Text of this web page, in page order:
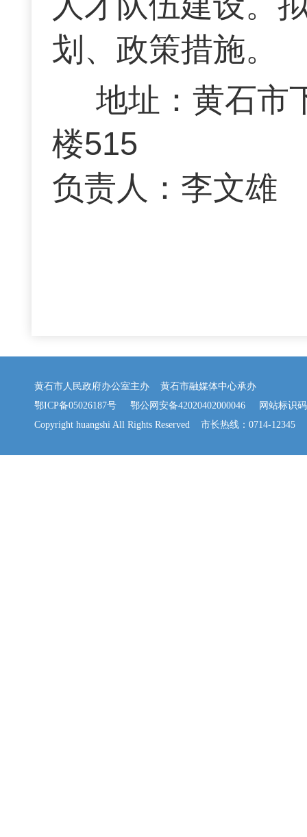
划、政策措施。
地址：黄石市
楼515 联
负责人：李文雄
黄石市人民政府办公室主办 黄石市融媒体中心承办
鄂ICP备05026187号
鄂公网安备42020402000046 网站标识码
Copyright huangshi All Rights Reserved 市长热线：0714-12345